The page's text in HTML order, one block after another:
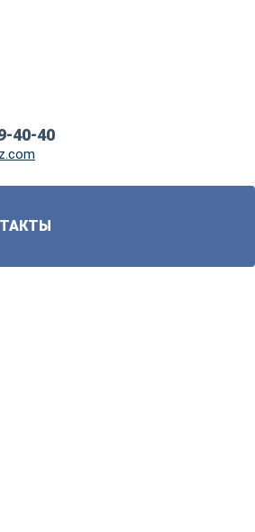
40-40